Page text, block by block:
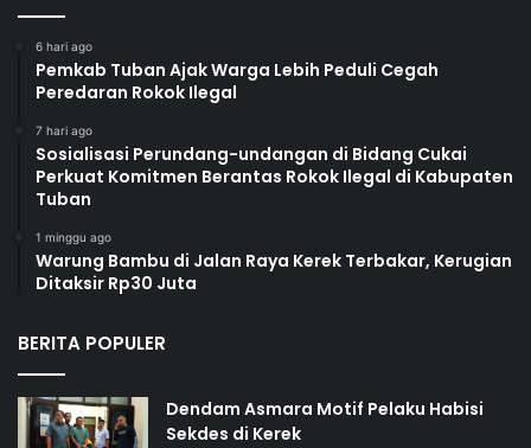
6 hari ago
Pemkab Tuban Ajak Warga Lebih Peduli Cegah
Peredaran Rokok Ilegal
7 hari ago
Sosialisasi Perundang-undangan di Bidang Cukai
Perkuat Komitmen Berantas Rokok Ilegal di Kabupaten
Tuban
1 minggu ago
Warung Bambu di Jalan Raya Kerek Terbakar, Kerugian
Ditaksir Rp30 Juta
BERITA POPULER
Dendam Asmara Motif Pelaku Habisi
Sekdes di Kerek